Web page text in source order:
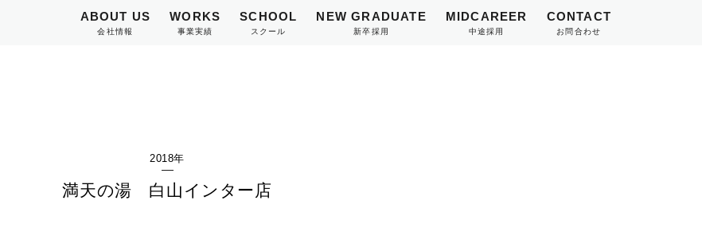
ABOUT US
会社情報
WORKS
事業実績
SCHOOL
スクール
NEW GRADUATE
新卒採用
MIDCAREER
中途採用
CONTACT
お問合わせ
2018年
満天の湯 白山インター店